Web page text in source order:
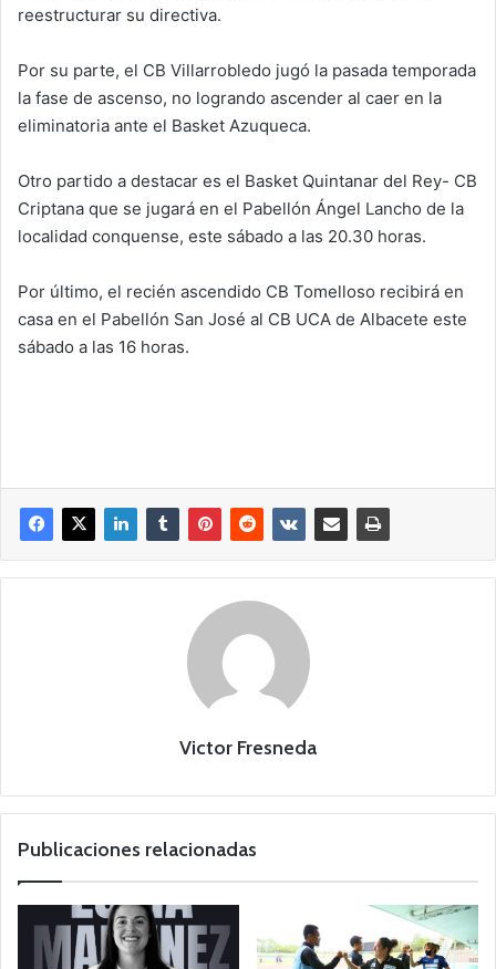
reestructurar su directiva.
Por su parte, el CB Villarrobledo jugó la pasada temporada
la fase de ascenso, no logrando ascender al caer en la
eliminatoria ante el Basket Azuqueca.
Otro partido a destacar es el Basket Quintanar del Rey- CB
Criptana que se jugará en el Pabellón Ángel Lancho de la
localidad conquense, este sábado a las 20.30 horas.
Por último, el recién ascendido CB Tomelloso recibirá en
casa en el Pabellón San José al CB UCA de Albacete este
sábado a las 16 horas.
Victor Fresneda
Publicaciones relacionadas